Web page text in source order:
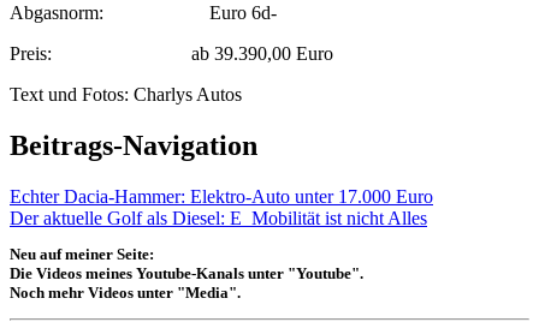
Abgasnorm: Euro 6d-
Preis: ab 39.390,00 Euro
Text und Fotos: Charlys Autos
Beitrags-Navigation
Echter Dacia-Hammer: Elektro-Auto unter 17.000 Euro
Der aktuelle Golf als Diesel: E_Mobilität ist nicht Alles
Neu auf meiner Seite:
Die Videos meines Youtube-Kanals unter "Youtube".
Noch mehr Videos unter "Media".